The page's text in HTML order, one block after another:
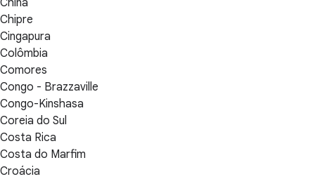
China
Chipre
Cingapura
Colômbia
Comores
Congo - Brazzaville
Congo-Kinshasa
Coreia do Sul
Costa Rica
Costa do Marfim
Croácia